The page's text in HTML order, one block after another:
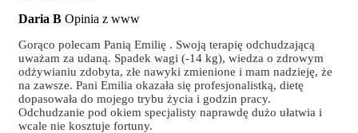
Daria B Opinia z www
Gorąco polecam Panią Emilię . Swoją terapię odchudzającą
uważam za udaną. Spadek wagi (-14 kg), wiedza o zdrowym
odżywianiu zdobyta, złe nawyki zmienione i mam nadzieję, że
na zawsze. Pani Emilia okazała się profesjonalistką, dietę
dopasowała do mojego trybu życia i godzin pracy.
Odchudzanie pod okiem specjalisty naprawdę dużo ułatwia i
wcale nie kosztuje fortuny.